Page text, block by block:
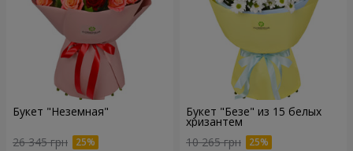
Букет "Неземная"
26 345 грн
Букет "Безе" из 15 белых
хризантем
10 265 грн